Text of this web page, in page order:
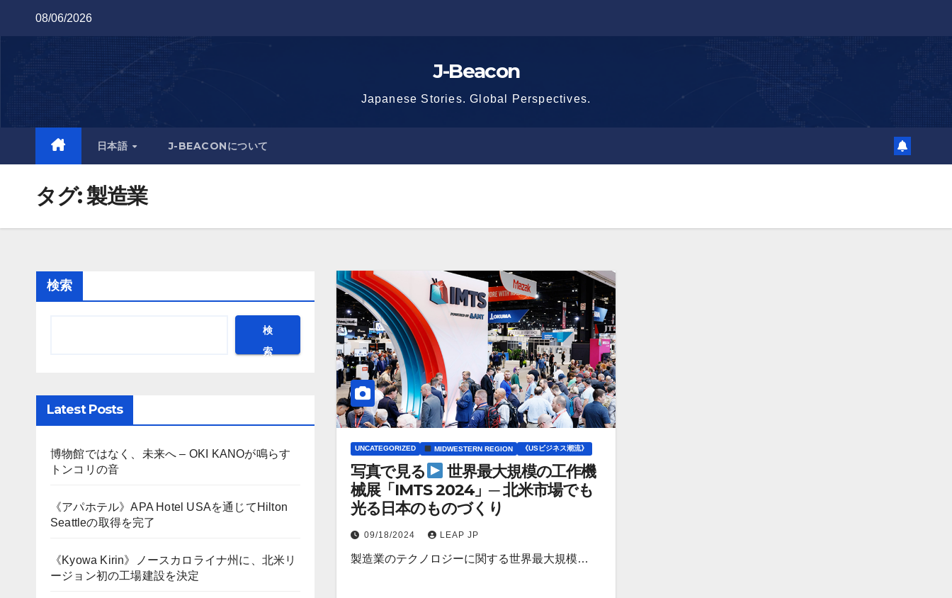
08/06/2026
J-Beacon
Japanese Stories. Global Perspectives.
日本語 J-BEACONについて
タグ:製造業
検索
検
索
Latest Posts
博物館ではなく、未来へ – OKI KANOが鳴らす
トンコリの音
《アパホテル》APA Hotel USAを通じてHilton
Seattleの取得を完了
《Kyowa Kirin》ノースカロライナ州に、北米リ
ージョン初の工場建設を決定
UNCATEGORIZED MIDWESTERN REGION 《USビジネス潮流》
写真で見る
世界最大規模の工作機
械展「IMTS 2024」─ 北米市場でも
光る日本のものづくり
09/18/2024 LEAP JP
製造業のテクノロジーに関する世界最大規模…